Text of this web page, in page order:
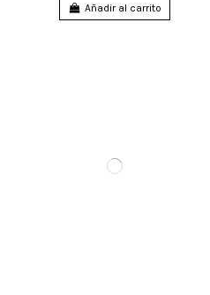
Añadir al carrito